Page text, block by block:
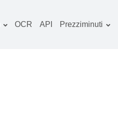
OCR API Prezziminuti